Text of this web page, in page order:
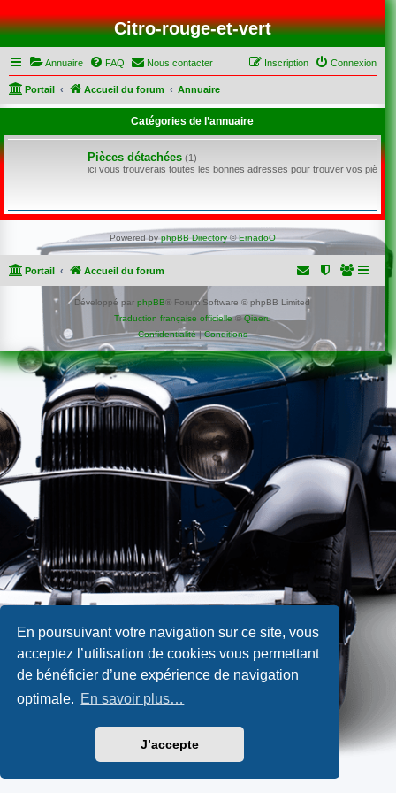
En poursuivant votre navigation sur ce site, vous
acceptez l’utilisation de cookies vous permettant
de bénéficier d’une expérience de navigation
optimale. En savoir plus…
J’accepte
Citro-rouge-et-vert
Annuaire FAQ Nous contacter Connexion
Inscription
Portail Accueil du forum Annuaire
Catégories de l’annuaire
Pièces détachées (1)
ici vous trouverais toutes les bonnes adresses pour trouver vos
Powered by phpBB Directory©ErnadoO
Portail Accueil du forum
Développé parphpBB ® Forum Software © phpBB Limited
Traduction française officielle©Qiaeru
Confidentialité|Conditions